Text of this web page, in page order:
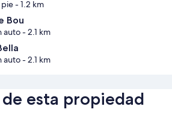
pie- 1.2 km
Bou
auto- 2.1 km
auto- 2.1 km
esta propiedad